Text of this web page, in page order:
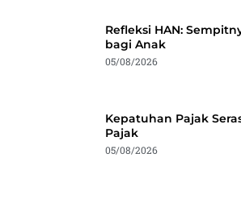
Refleksi HAN:
bagi Anak
05/08/2026
Kepatuhan Pajak
Pajak
05/08/2026